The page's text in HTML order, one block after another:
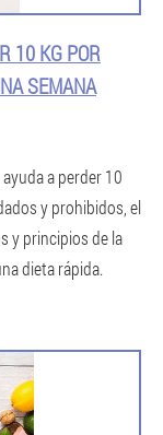
10 KG POR
SEMANA
a perder 10
y prohibidos, el
y principios de la
dieta rápida.